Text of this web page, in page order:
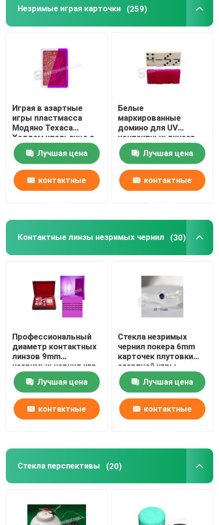
Играя в азартные игры вспомогательное
Незримые играя карточки (259)
Играя в азартные
игры пластмасса
Модяно Техаса
Холдем итальянца я
отметил покер карт
Лучшая цена
контактные
Белые
маркированные
домино для UV
контактных линзов,
игр домино, играя в
азартные игры
Лучшая цена
контактные
Контактные линзы незримых чернил (30)
Профессиональный
диаметр контактных
линзов 9mm
незримых чернил игр
покера
Лучшая цена
контактные
Стекла незримых
чернил покера 6mm
карточек плутовки
азартной игры
маркированные UV
для глаз Брайна
Лучшая цена
контактные
Стекла перспективы (20)